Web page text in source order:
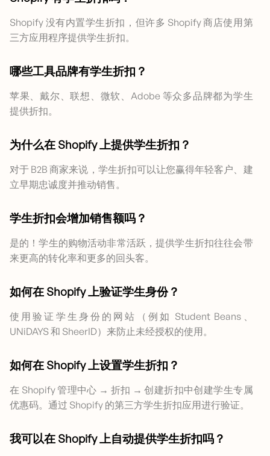
Shopify 没有内置学生折扣，但许多 Shopify 商店使用第
三方应用程序提供学生折扣。
哪些工具品牌有学生折扣？
苹果、戴尔、联想、微软、Adobe 等众多品牌都为学生
提供折扣。
为什么在 Shopify 上提供学生折扣？
对于 B2B 商家来说，学生折扣可以让您赢得年轻客户、建
立早期忠诚度并推动销售。
学生折扣会增加销售额吗？
是的！学生的购物活动非常活跃，提供学生折扣往往会带
来更高的转化率和更多的回头客。
如何在 Shopify 上验证学生身份？
使用验证学生身份的网站（例如 Student Beans、
UNiDAYS 和 SheerID）来防止未经授权的使用。
如何在 Shopify 上设置学生折扣？
在 Shopify 管理中心 → 折扣 → 创建折扣中创建学生专属
优惠码。通过 Shopify 的第三方学生折扣应用进行验证。
我可以在 Shopify 上自动提供学生折扣吗？